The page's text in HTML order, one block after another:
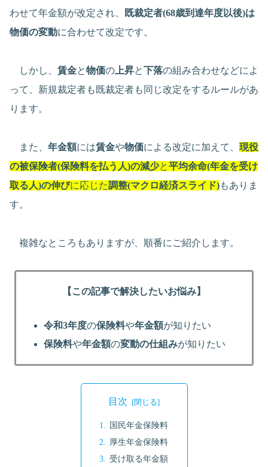
わせて年金額が改定され、
既裁定者(68歳到達年度以後)は
物価の変動に合わせて改定です。
しかし、 賃金と物価の 上昇と下落の組み合わせなどによ
って、新規裁定者も既裁定者も同じ改定をするルールがあ
ります。
また、 年金額には賃金や物価による改定に加えて、 現役
の被保険者(保険料を払う人)の減少と平均余命(年金を受け
取る人)の伸びに応じた調整(マクロ経済スライド)もありま
す。
複雑なところもありますが、順番にご紹介します。
【この記事で解決したいお悩み】
令和3年度の保険料や年金額が知りたい
保険料や年金額の変動の仕組みが知りたい
目次
国民年金保険料
厚生年金保険料
受け取る年金額